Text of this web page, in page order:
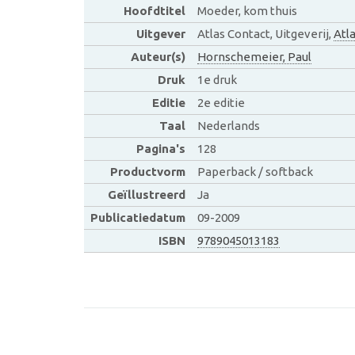
Hoofdtitel
Moeder, kom thuis
Uitgever
Atlas Contact, Uitgeverij,
Auteur(s)
Hornschemeier, Paul
Druk
1e druk
Editie
2e editie
Taal
Nederlands
Pagina's
128
Productvorm
Paperback / softback
Geïllustreerd
Ja
Publicatiedatum
09-2009
ISBN
9789045013183